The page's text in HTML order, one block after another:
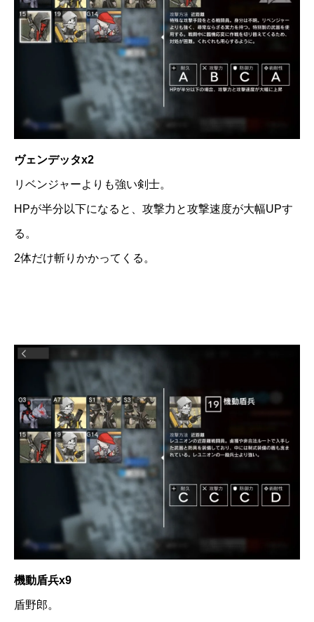
ヴェンデッタx2
リベンジャーよりも強い剣士。
HPが半分以下になると、攻撃力と攻撃速度が大幅UPす
る。
2体だけ斬りかかってくる。
機動盾兵x9
盾野郎。